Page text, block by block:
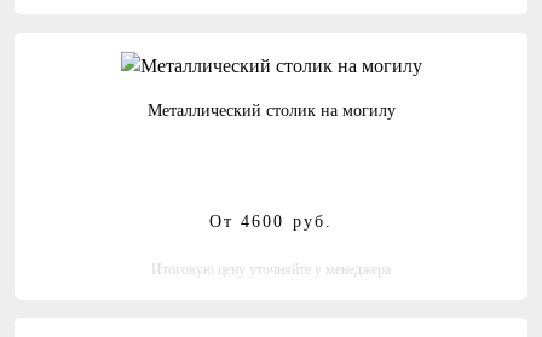
Металлический столик на могилу
От 4600 руб.
Итоговую цену уточняйте у менеджера